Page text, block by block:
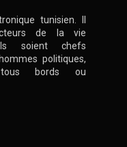
tunisien. Il
de la vie
soient chefs
politiques,
tous bords ou